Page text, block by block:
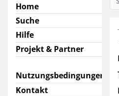
Home
Suche
Hilfe
Projekt & Partner
Nutzungsbedingungen
Kontakt